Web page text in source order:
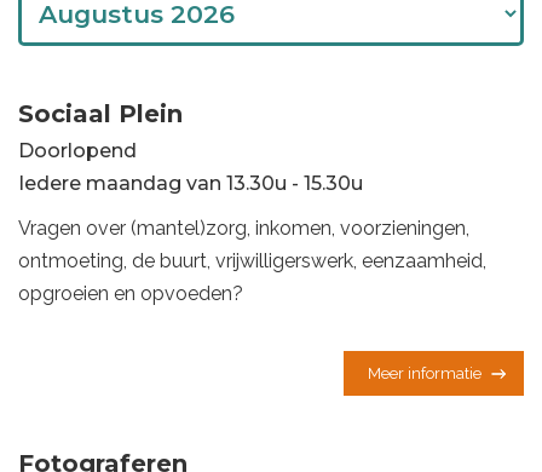
Sociaal Plein
Doorlopend
Iedere maandag van 13.30u - 15.30u
Vragen over (mantel)zorg, inkomen, voorzieningen,
ontmoeting, de buurt, vrijwilligerswerk, eenzaamheid,
opgroeien en opvoeden?
Meer informatie
Fotograferen